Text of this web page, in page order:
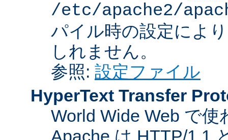
/etc/apache2/
パイル時の設定によ
しれません。
参照: 設定ファイル
HyperText Transfer
World Wide Web で
Apache は HTTP/1.1